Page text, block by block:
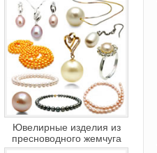
Ювелирные изделия из
пресноводного жемчуга